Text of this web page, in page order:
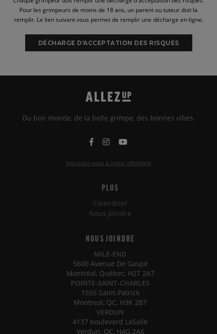
Pour les grimpeurs de moins de 18 ans, un parent ou tuteur doit la
remplir. Le lien suivant vous permet de remplir une décharge en-ligne.
DÉCHARGE D'ACCEPTATION DES RISQUES
Du bon monde, de la belle grimpe, des bonnes vibes.
Inscrivez-vous à notre infolettre
PLUS
Calendrier
Nous joindre
NOUS JOINDRE
MILE-END
5600 Avenue De Gaspé
Montréal, Québec, H2T 2A7
POINTE-SAINT-CHARLES
1555 Saint-Patrick
Montreal, QC, H3K 2B7
VERDUN
4137 boulevard LaSalle
Verdun, QC, H4G 2A6